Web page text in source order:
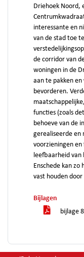
Driehoek Noord,
interessante en
van de stad toe
de corridor van
woningen in de
aan te pakken
bevorderen.
functies (zoals
behoeve van de
gerealiseerde en
voorzieningen
leefbaarheid van
Enschede kan
vast houden
Bijlagen
bijlage